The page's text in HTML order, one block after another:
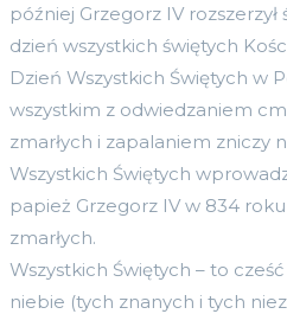
później Grzegorz IV
dzień wszystkich świętych
Dzień Wszystkich Świętych w
wszystkim z odwiedzaniem
zmarłych i zapalaniem zniczy
Wszystkich Świętych
papież Grzegorz IV w 834
zmarłych.
Wszystkich Świętych – to
niebie (tych znanych i tych